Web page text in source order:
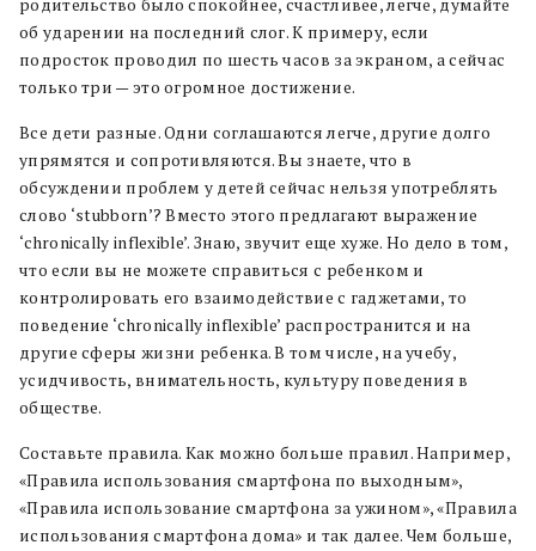
родительство было спокойнее, счастливее, легче, думайте
об ударении на последний слог. К примеру, если
подросток проводил по шесть часов за экраном, а сейчас
только три — это огромное достижение.
Все дети разные. Одни соглашаются легче, другие долго
упрямятся и сопротивляются. Вы знаете, что в
обсуждении проблем у детей сейчас нельзя употреблять
слово ‘stubborn’? Вместо этого предлагают выражение
‘chronically inflexible’. Знаю, звучит еще хуже. Но дело в том,
что если вы не можете справиться с ребенком и
контролировать его взаимодействие с гаджетами, то
поведение ‘chronically inflexible’ распространится и на
другие сферы жизни ребенка. В том числе, на учебу,
усидчивость, внимательность, культуру поведения в
обществе.
Составьте правила. Как можно больше правил. Например,
«Правила использования смартфона по выходным»,
«Правила использование смартфона за ужином», «Правила
использования смартфона дома» и так далее. Чем больше,